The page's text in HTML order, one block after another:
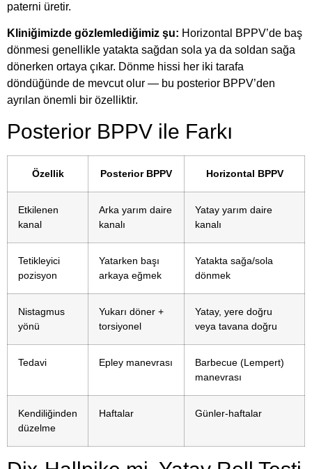
paterni üretir.
Kliniğimizde gözlemlediğimiz şu: Horizontal BPPV’de baş
dönmesi genellikle yatakta sağdan sola ya da soldan sağa
dönerken ortaya çıkar. Dönme hissi her iki tarafa
döndüğünde de mevcut olur — bu posterior BPPV’den
ayrılan önemli bir özelliktir.
Posterior BPPV ile Farkı
Özellik Posterior BPPV Horizontal BPPV
Etkilenen
kanal
Arka yarım daire
kanalı
Yatay yarım daire
kanalı
Tetikleyici
pozisyon
Yatarken başı
arkaya eğmek
Yatakta sağa/sola
dönmek
Nistagmus
yönü
Yukarı döner +
torsiyonel
Yatay, yere doğru
veya tavana doğru
Tedavi Epley manevrası
Barbecue (Lempert)
manevrası
Kendiliğinden
düzelme
Haftalar Günler-haftalar